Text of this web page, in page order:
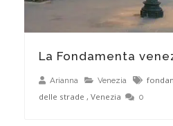
La Fondamenta
Arianna Venezia
delle strade , Venezia 0